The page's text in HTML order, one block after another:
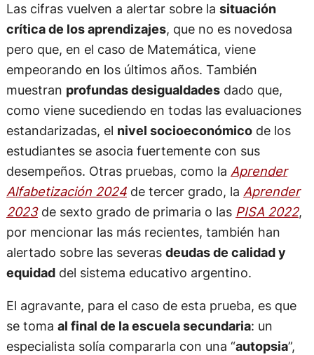
Las cifras vuelven a alertar sobre la situación
crítica de los aprendizajes, que no es novedosa
pero que, en el caso de Matemática, viene
empeorando en los últimos años. También
muestran profundas desigualdadesdado que,
como viene sucediendo en todas las evaluaciones
estandarizadas, el nivel socioeconómicode los
estudiantes se asocia fuertemente con sus
desempeños. Otras pruebas, como la Aprender
Alfabetización 2024de tercer grado, la Aprender
2023de sexto grado de primaria o las PISA 2022,
por mencionar las más recientes, también han
alertado sobre las severas deudas de calidad y
equidaddel sistema educativo argentino.
El agravante, para el caso de esta prueba, es que
se toma al final de la escuela secundaria: un
especialista solía compararla con una “autopsia”,